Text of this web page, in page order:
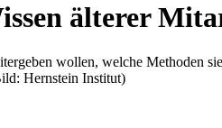
älterer
wollen, welche Methoden
Hernstein Institut)